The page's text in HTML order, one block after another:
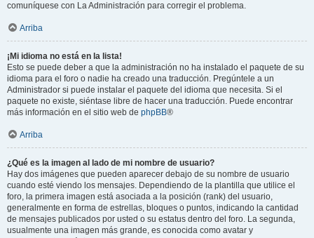
comuníquese con La Administración para corregir el problema.
Arriba
¡Mi idioma no está en la lista!
Esto se puede deber a que la administración no ha instalado el paquete de su
idioma para el foro o nadie ha creado una traducción. Pregúntele a un
Administrador si puede instalar el paquete del idioma que necesita. Si el
paquete no existe, siéntase libre de hacer una traducción. Puede encontrar
más información en el sitio web de phpBB®
Arriba
¿Qué es la imagen al lado de mi nombre de usuario?
Hay dos imágenes que pueden aparecer debajo de su nombre de usuario
cuando esté viendo los mensajes. Dependiendo de la plantilla que utilice el
foro, la primera imagen está asociada a la posición (rank) del usuario,
generalmente en forma de estrellas, bloques o puntos, indicando la cantidad
de mensajes publicados por usted o su estatus dentro del foro. La segunda,
usualmente una imagen más grande, es conocida como avatar y